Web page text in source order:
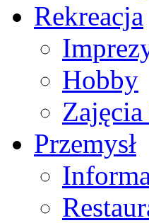
Rekreacja
Hobby
Przemysł